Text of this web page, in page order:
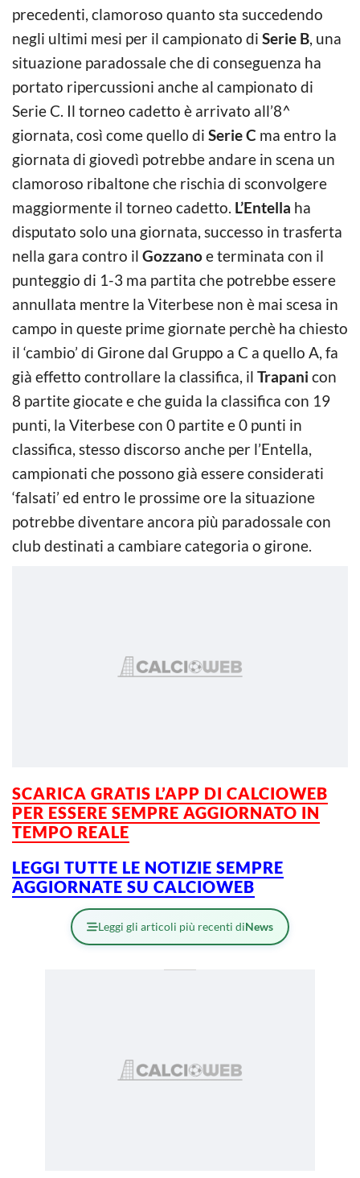
precedenti, clamoroso quanto sta succedendo
negli ultimi mesi per il campionato di Serie B, una
situazione paradossale che di conseguenza ha
portato ripercussioni anche al campionato di
Serie C. Il torneo cadetto è arrivato all’8^
giornata, così come quello di Serie C ma entro la
giornata di giovedì potrebbe andare in scena un
clamoroso ribaltone che rischia di sconvolgere
maggiormente il torneo cadetto. L’Entella ha
disputato solo una giornata, successo in trasferta
nella gara contro il Gozzanoe terminata con il
punteggio di 1-3 ma partita che potrebbe essere
annullata mentre la Viterbese non è mai scesa in
campo in queste prime giornate perchè ha chiesto
il ‘cambio’ di Girone dal Gruppo a C a quello A, fa
già effetto controllare la classifica, il Trapani con
8 partite giocate e che guida la classifica con 19
punti, la Viterbese con 0 partite e 0 punti in
classifica, stesso discorso anche per l’Entella,
campionati che possono già essere considerati
‘falsati’ ed entro le prossime ore la situazione
potrebbe diventare ancora più paradossale con
club destinati a cambiare categoria o girone.
SCARICA GRATIS L’APP DI CALCIOWEB
PER ESSERE SEMPRE AGGIORNATO IN
TEMPO REALE
LEGGI TUTTE LE NOTIZIE SEMPRE
AGGIORNATE SU CALCIOWEB
Leggi gli articoli più recenti diNews